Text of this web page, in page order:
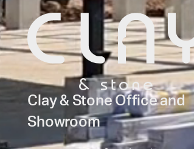
Clay & Stone Office and
Showroom